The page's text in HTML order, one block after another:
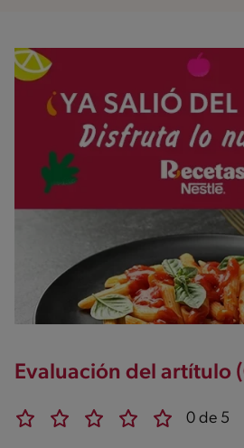
Evaluación del artítulo
0 de 5